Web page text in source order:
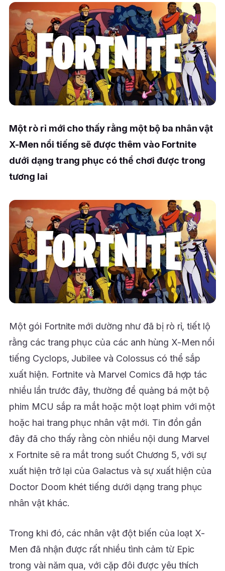
Một rò rỉ mới cho thấy rằng một bộ ba nhân vật
X-Men nổi tiếng sẽ được thêm vào Fortnite
dưới dạng trang phục có thể chơi được trong
tương lai
Một gói Fortnite mới dường như đã bị rò rỉ, tiết lộ
rằng các trang phục của các anh hùng X-Men nổi
tiếng Cyclops, Jubilee và Colossus có thể sắp
xuất hiện. Fortnite và Marvel Comics đã hợp tác
nhiều lần trước đây, thường để quảng bá một bộ
phim MCU sắp ra mắt hoặc một loạt phim với một
hoặc hai trang phục nhân vật mới. Tin đồn gần
đây đã cho thấy rằng còn nhiều nội dung Marvel
x Fortnite sẽ ra mắt trong suốt Chương 5, với sự
xuất hiện trở lại của Galactus và sự xuất hiện của
Doctor Doom khét tiếng dưới dạng trang phục
nhân vật khác.
Trong khi đó, các nhân vật đột biến của loạt X-
Men đã nhận được rất nhiều tình cảm từ Epic
trong vài năm qua, với cặp đôi được yêu thích